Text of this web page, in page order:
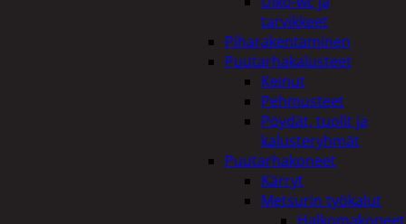
tarvikkeet
Piharakentaminen
Puutarhakalusteet
Keinut
Pehmusteet
Pöydät, tuolit ja
kalusteryhmät
Puutarhakoneet
Kärryt
Metsurin työkalut